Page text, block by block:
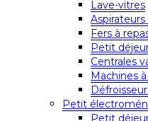
Lave-vitres
Fers à
Petit
Centrales
Machines
Petit
Petit